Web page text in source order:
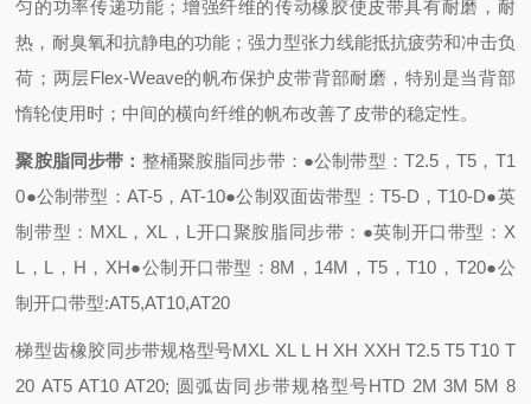
匀的功率传递功能；增强纤维的传动橡胶使皮带具有耐磨，耐
热，耐臭氧和抗静电的功能；强力型张力线能抵抗疲劳和冲击负
荷；两层Flex-Weave的帆布保护皮带背部耐磨，特别是当背部
惰轮使用时；中间的横向纤维的帆布改善了皮带的稳定性。
聚胺脂同步带： 整桶聚胺脂同步带： ●公制带型：T2.5，T5，T1
0●公制带型：AT-5，AT-10●公制双面齿带型：T5-D，T10-D●英
制带型：MXL，XL，L 开口聚胺脂同步带： ●英制开口带型：X
L，L，H，XH●公制开口带型：8M，14M，T5，T10，T20●公
制开口带型:AT5,AT10,AT20
梯型齿橡胶同步带规格型号MXL XL L H XH XXH T2.5 T5 T10 T
20 AT5 AT10 AT20; 圆弧齿同步带规格型号HTD 2M 3M 5M 8